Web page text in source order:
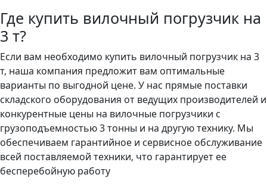
Где купить вилочный погрузчик на
3 т?
Если вам необходимо купить вилочный погрузчик на 3
т, наша компания предложит вам оптимальные
варианты по выгодной цене. У нас прямые поставки
складского оборудования от ведущих производителей и
конкурентные цены на вилочные погрузчики с
грузоподъемностью 3 тонны и на другую технику. Мы
обеспечиваем гарантийное и сервисное обслуживание
всей поставляемой техники, что гарантирует ее
бесперебойную работу